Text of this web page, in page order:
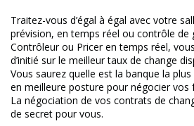
Traitez-vous d’égal à égal avec votre
prévision, en temps réel ou contrôle de
Contrôleur ou Pricer en temps réel,
d’initié sur le meilleur taux de change
Vous saurez quelle est la banque la
en meilleure posture pour négocier vos
La négociation de vos contrats de
de secret pour vous.